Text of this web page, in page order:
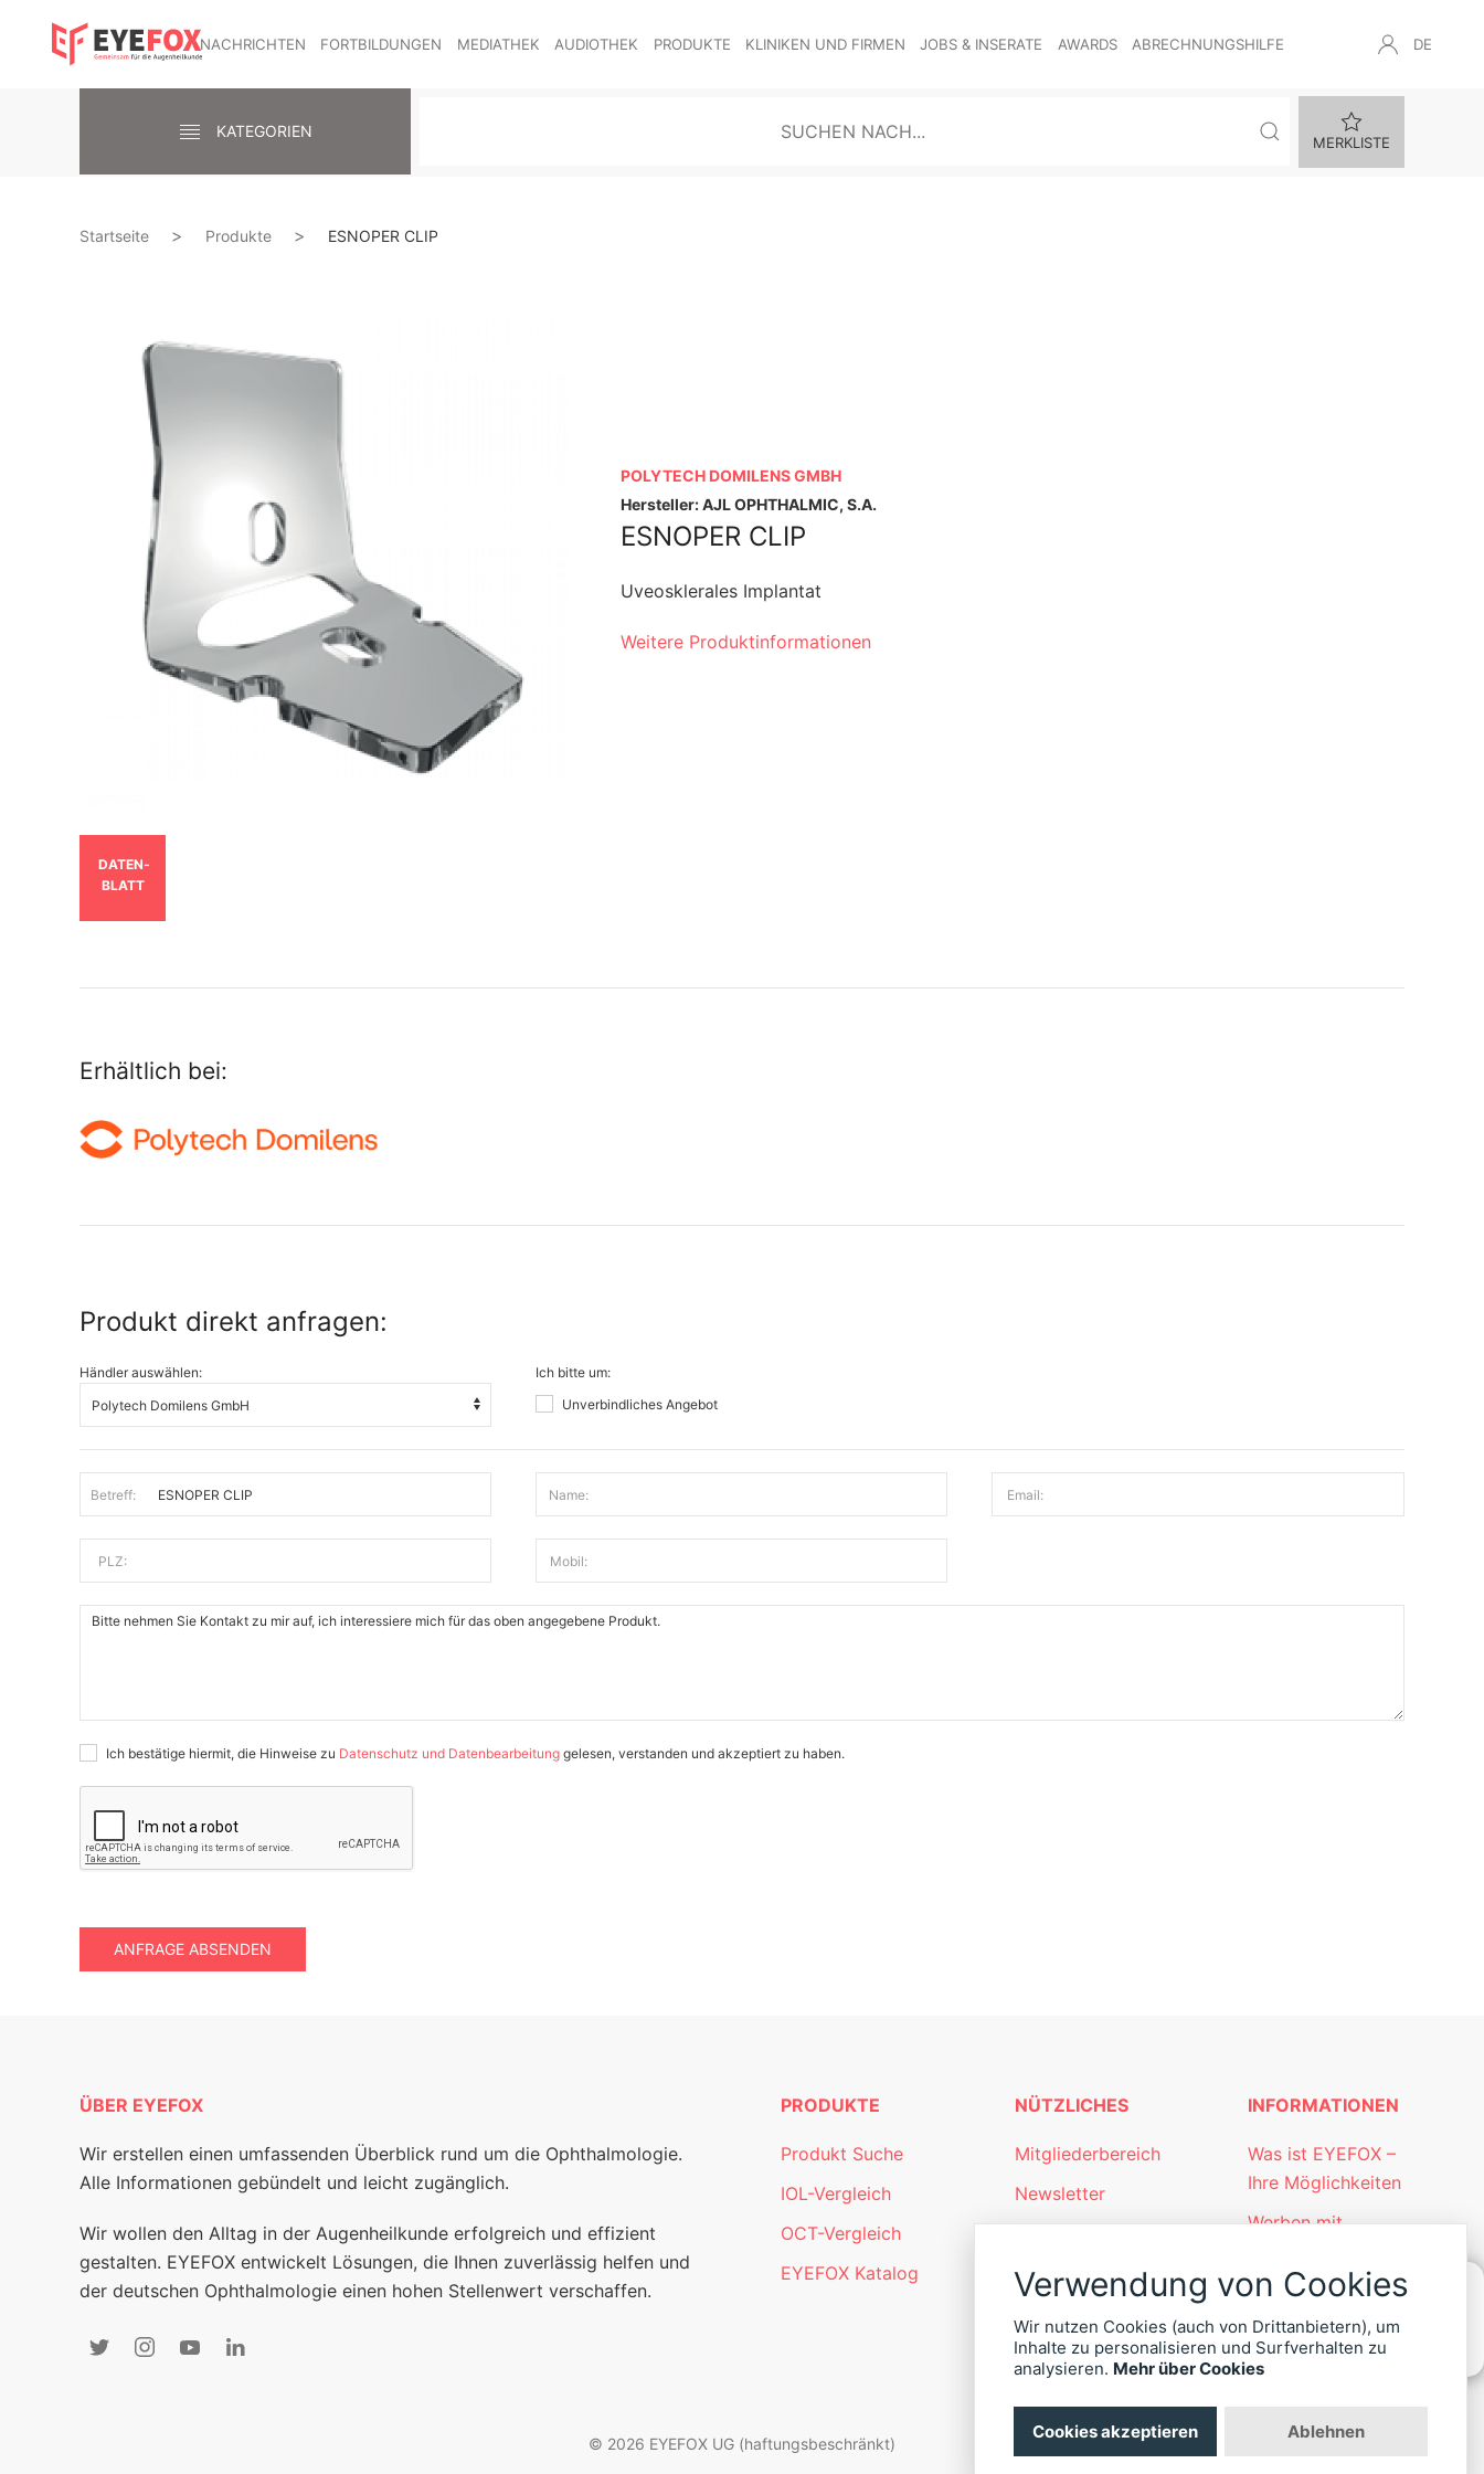
NACHRICHTEN FORTBILDUNGEN MEDIATHEK AUDIOTHEK PRODUKTE KLINIKEN UND FIRMEN JOBS & INSERATE AWARDS ABRECHNUNGSHILFE DE
KATEGORIEN
MERKLISTE
Startseite Produkte ESNOPER CLIP
DATEN­
BLATT
POLYTECH DOMILENS GMBH
Hersteller: AJL OPHTHALMIC, S.A.
ESNOPER CLIP
Uveosklerales Implantat
Weitere Produktinformationen
Erhältlich bei:
Produkt direkt anfragen:
Händler auswählen:
Ich bitte um:
Unverbindliches Angebot
Betreff: Name: Email:
PLZ: Mobil:
Ich bestätige hiermit, die Hinweise zu Datenschutz und Datenbearbeitung gelesen, verstanden und akzeptiert zu haben.
ANFRAGE ABSENDEN
KONTAKT
ÜBER EYEFOX
Wir erstellen einen umfassenden Überblick rund um die Ophthalmologie.
Alle Informationen gebündelt und leicht zugänglich.
Wir wollen den Alltag in der Augenheilkunde erfolgreich und effizient
gestalten. EYEFOX entwickelt Lösungen, die Ihnen zuverlässig helfen und
der deutschen Ophthalmologie einen hohen Stellenwert verschaffen.
PRODUKTE
Produkt Suche
IOL-Vergleich
OCT-Vergleich
EYEFOX Katalog
NÜTZLICHES
Mitgliederbereich
Newsletter
INFORMATIONEN
Was ist EYEFOX –
Ihre Möglichkeiten
Werben mit
Kontakt
Datenschutz
Impressum
© 2026 EYEFOX UG (haftungsbeschränkt)
Verwendung von Cookies
Wir nutzen Cookies (auch von Drittanbietern), um
Inhalte zu personalisieren und Surfverhalten zu
analysieren. Mehr über Cookies
Cookies akzeptieren Ablehnen